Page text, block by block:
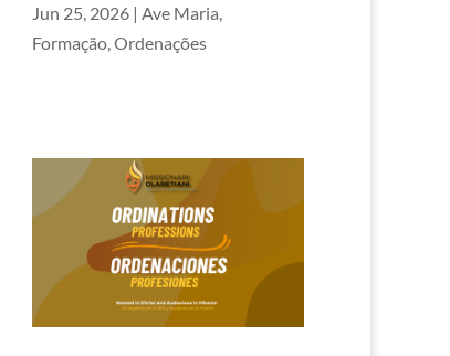
Jun 25, 2026 | Ave Maria
Formação ,Ordenações